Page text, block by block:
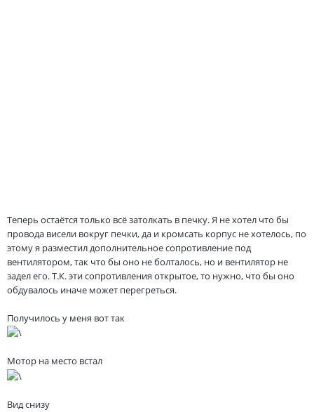
Теперь остаётся только всё затолкать в печку. Я не хотел что бы
провода висели вокруг печки, да и кромсать корпус не хотелось, по
этому я разместил дополнительное сопротивление под
вентилятором, так что бы оно не болталось, но и вентилятор не
задел его. Т.К. эти сопротивления открытое, то нужно, что бы оно
обдувалось иначе может перегреться.
Получилось у меня вот так
Мотор на место встал
Вид снизу